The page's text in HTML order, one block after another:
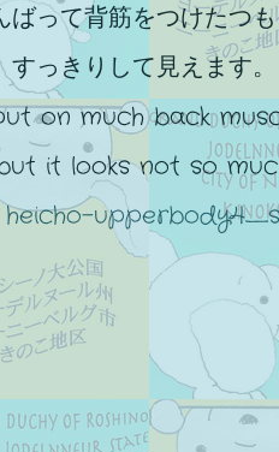
ばって背筋をつけたつ
すっきりして見えます。
on much back
it looks not so